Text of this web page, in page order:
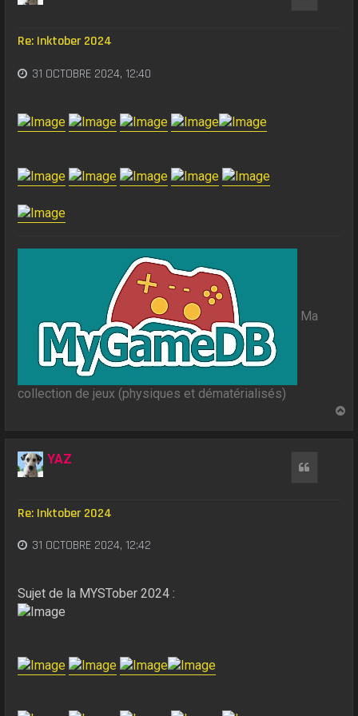
Re: Inktober 2024
31 OCTOBRE 2024, 12:40
Ma
collection de jeux (physiques et dématérialisés)
YAZ
Re: Inktober 2024
31 OCTOBRE 2024, 12:42
Sujet de la MYSTober 2024 :